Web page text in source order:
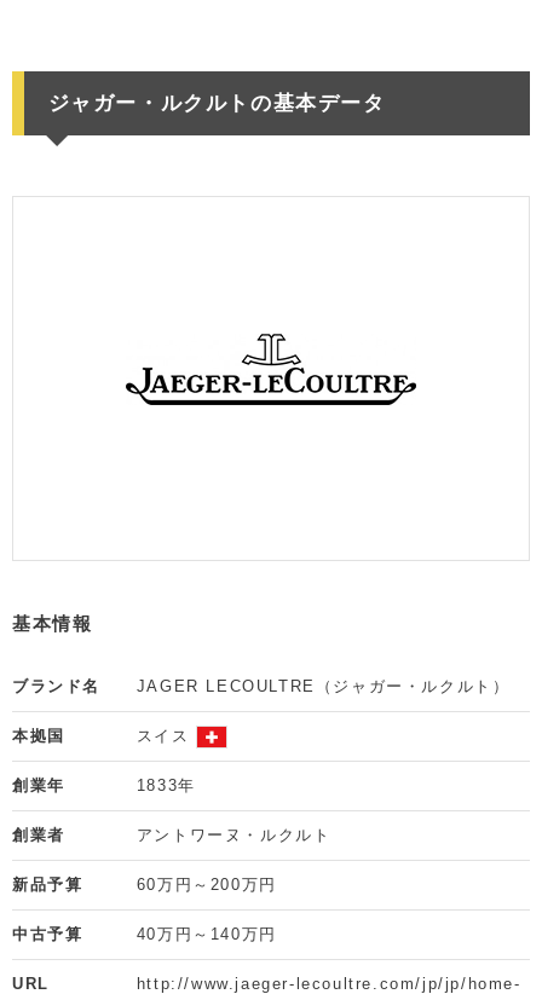
ジャガー・ルクルトの基本データ
基本情報
ブランド名 JAGER LECOULTRE（ジャガー・ルクルト）
本拠国 スイス
創業年 1833年
創業者 アントワーヌ・ルクルト
新品予算 60万円～200万円
中古予算 40万円～140万円
URL
http://www.jaeger-lecoultre.com/jp/jp/home-